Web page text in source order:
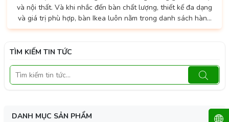
và nội thất. Và khi nhắc đến bàn chất lượng, thiết kế đa dạng
và giá trị phù hợp, bàn Ikea luôn nằm trong danh sách hàng
đầu. Với sự chú trọng vào chất lượng và tính tiện ích, bàn
đình mà còn cả cho các doanh nghiệp và không gian làm việc.
TÌM KIẾM TIN TỨC
DANH MỤC SẢN PHẨM